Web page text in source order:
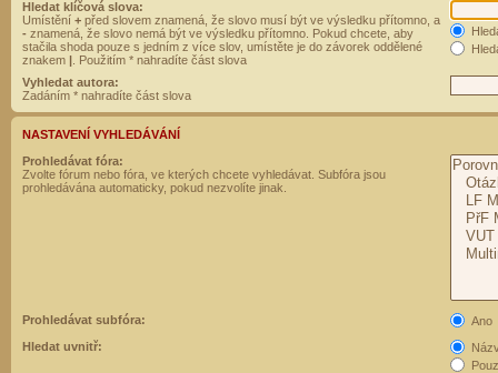
Hledat klíčová slova:
Umístění + před slovem znamená, že slovo musí být ve výsledku přítomno, a
- znamená, že slovo nemá být ve výsledku přítomno. Pokud chcete, aby
stačila shoda pouze s jedním z více slov, umístěte je do závorek oddělené
znakem | . Použitím * nahradíte část slova
Vyhledat autora:
Zadáním * nahradíte část slova
NASTAVENÍ VYHLEDÁVÁNÍ
Prohledávat fóra:
Zvolte fórum nebo fóra, ve kterých chcete vyhledávat. Subfóra jsou
prohledávána automaticky, pokud nezvolíte jinak.
Prohledávat subfóra:
Ano
Hledat uvnitř: